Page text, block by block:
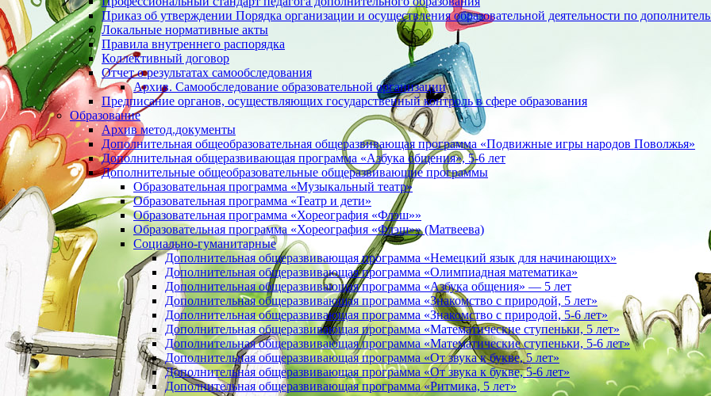
Приказ об утверждении Порядка организации и осуществления образовательной деятельности по
Локальные нормативные акты
Правила внутреннего распорядка
Коллективный договор
Отчет о результатах самообследования
Архив. Cамообследование образовательной организации
Предписание органов, осуществляющих государственный контроль в сфере образования
Образование
Архив метод.документы
Дополнительная общеобразовательная общеразвивающая программа «Подвижные игры народов Поволжья»
Дополнительная общеразвивающая программа «Азбука общения», 5-6 лет
Дополнительные общеобразовательные общеразвивающие программы
Образовательная программа «Музыкальный театр»
Образовательная программа «Театр и дети»
Образовательная программа «Хореография «Флэш»»
Образовательная программа «Хореография «Флэш»» (Матвеева)
Социально-гуманитарные
Дополнительная общеразвивающая программа «Немецкий язык для начинающих»
Дополнительная общеразвивающая программа «Олимпиадная математика»
Дополнительная общеразвивающая программа «Азбука общения» — 5 лет
Дополнительная общеразвивающая программа «Знакомство с природой, 5 лет»
Дополнительная общеразвивающая программа «Знакомство с природой, 5-6 лет»
Дополнительная общеразвивающая программа «Математические ступеньки, 5 лет»
Дополнительная общеразвивающая программа «Математические ступеньки, 5-6 лет»
Дополнительная общеразвивающая программа «От звука к букве, 5 лет»
Дополнительная общеразвивающая программа «От звука к букве, 5-6 лет»
Дополнительная общеразвивающая программа «Ритмика, 5 лет»